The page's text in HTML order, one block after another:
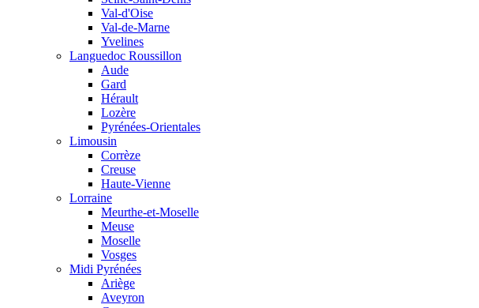
Val-d'Oise
Val-de-Marne
Yvelines
Languedoc Roussillon
Aude
Gard
Hérault
Lozère
Pyrénées-Orientales
Limousin
Corrèze
Creuse
Haute-Vienne
Lorraine
Meurthe-et-Moselle
Meuse
Moselle
Vosges
Midi Pyrénées
Ariège
Aveyron